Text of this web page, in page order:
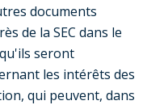
documents
de la SEC dans le
seront
les intérêts des
qui peuvent, dans